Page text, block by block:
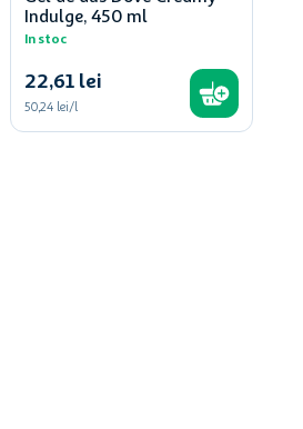
Indulge, 450 ml
In stoc
22,61 lei
50,24 lei/l